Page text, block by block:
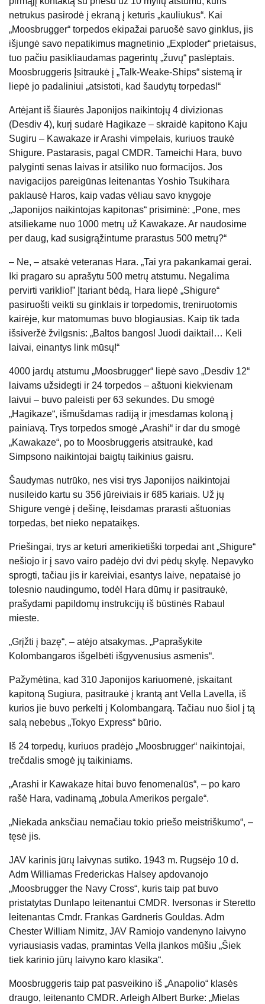
netrukus pasirodė į ekraną į keturis „kauliukus“. Kai
„Moosbrugger“ torpedos ekipažai paruošė savo ginklus, jis
išjungė savo nepatikimus magnetinio „Exploder“ prietaisus,
tuo pačiu pasikliaudamas pagerintų „žuvų“ paslėptais.
Moosbruggeris Įsitraukė į „Talk-Weake-Ships“ sistemą ir
liepė jo padaliniui „atsistoti, kad šaudytų torpedas!“
Artėjant iš šiaurės Japonijos naikintojų 4 divizionas
(Desdiv 4), kurį sudarė Hagikaze – skraidė kapitono Kaju
Sugiru – Kawakaze ir Arashi vimpelais, kuriuos traukė
Shigure. Pastarasis, pagal CMDR. Tameichi Hara, buvo
palyginti senas laivas ir atsiliko nuo formacijos. Jos
navigacijos pareigūnas leitenantas Yoshio Tsukihara
paklausė Haros, kaip vadas vėliau savo knygoje
„Japonijos naikintojas kapitonas“ prisiminė: „Pone, mes
atsiliekame nuo 1000 metrų už Kawakaze. Ar naudosime
per daug, kad susigrąžintume prarastus 500 metrų?“
– Ne, – atsakė veteranas Hara. „Tai yra pakankamai gerai.
Iki pragaro su aprašytu 500 metrų atstumu. Negalima
pervirti variklio!” Įtariant bėdą, Hara liepė „Shigure“
pasiruošti veikti su ginklais ir torpedomis, treniruotomis
kairėje, kur matomumas buvo blogiausias. Kaip tik tada
išsiveržė žvilgsnis: „Baltos bangos! Juodi daiktai!… Keli
laivai, einantys link mūsų!“
4000 jardų atstumu „Moosbrugger“ liepė savo „Desdiv 12“
laivams užsidegti ir 24 torpedos – aštuoni kiekvienam
laivui – buvo paleisti per 63 sekundes. Du smogė
„Hagikaze“, išmušdamas radiją ir įmesdamas koloną į
painiavą. Trys torpedos smogė „Arashi“ ir dar du smogė
„Kawakaze“, po to Moosbruggeris atsitraukė, kad
Simpsono naikintojai baigtų taikinius gaisru.
Šaudymas nutrūko, nes visi trys Japonijos naikintojai
nusileido kartu su 356 jūreiviais ir 685 kariais. Už jų
Shigure vengė į dešinę, leisdamas prarasti aštuonias
torpedas, bet nieko nepataikęs.
Priešingai, trys ar keturi amerikietiški torpedai ant „Shigure“
nešiojo ir į savo vairo padėjo dvi dvi pėdų skylę. Nepavyko
sprogti, tačiau jis ir kareiviai, esantys laive, nepataisė jo
tolesnio naudingumo, todėl Hara dūmų ir pasitraukė,
prašydami papildomų instrukcijų iš būstinės Rabaul
mieste.
„Grįžti į bazę“, – atėjo atsakymas. „Paprašykite
Kolombangaros išgelbėti išgyvenusius asmenis“.
Pažymėtina, kad 310 Japonijos kariuomenė, įskaitant
kapitoną Sugiura, pasitraukė į krantą ant Vella Lavella, iš
kurios jie buvo perkelti į Kolombangarą. Tačiau nuo šiol į tą
salą nebebus „Tokyo Express“ būrio.
Iš 24 torpedų, kuriuos pradėjo „Moosbrugger“ naikintojai,
trečdalis smogė jų taikiniams.
„Arashi ir Kawakaze hitai buvo fenomenalūs“, – po karo
rašė Hara, vadinamą „tobula Amerikos pergale“.
„Niekada anksčiau nemačiau tokio priešo meistriškumo“, –
tęsė jis.
JAV karinis jūrų laivynas sutiko. 1943 m. Rugsėjo 10 d.
Adm Williamas Frederickas Halsey apdovanojo
„Moosbrugger the Navy Cross“, kuris taip pat buvo
pristatytas Dunlapo leitenantui CMDR. Iversonas ir Steretto
leitenantas Cmdr. Frankas Gardneris Gouldas. Adm
Chester William Nimitz, JAV Ramiojo vandenyno laivyno
vyriausiasis vadas, pramintas Vella įlankos mūšiu „Šiek
tiek karinio jūrų laivyno karo klasika“.
Moosbruggeris taip pat pasveikino iš „Anapolio“ klasės
draugo, leitenanto CMDR. Arleigh Albert Burke: „Mielas